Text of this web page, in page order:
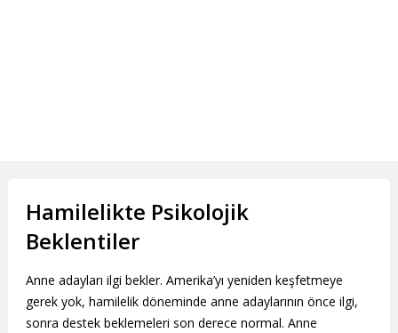
Hamilelikte Psikolojik
Beklentiler
Anne adayları ilgi bekler. Amerika’yı yeniden keşfetmeye
gerek yok, hamilelik döneminde anne adaylarının önce ilgi,
sonra destek beklemeleri son derece normal. Anne